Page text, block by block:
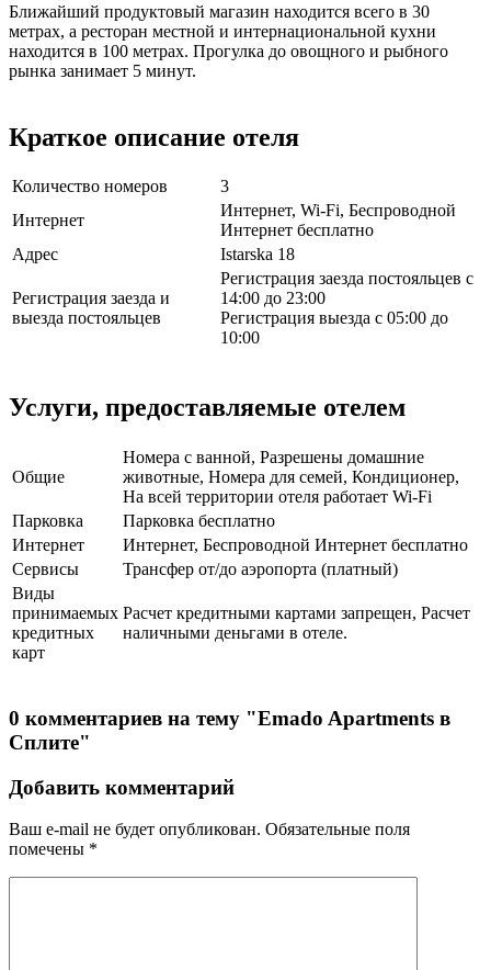
Ближайший продуктовый магазин находится всего в 30
метрах, а ресторан местной и интернациональной кухни
находится в 100 метрах. Прогулка до овощного и рыбного
рынка занимает 5 минут.
Краткое описание отеля
Количество номеров
3
Интернет
Интернет, Wi-Fi, Беспроводной
Интернет бесплатно
Адрес
Istarska 18
Регистрация заезда и
выезда постояльцев
Регистрация заезда постояльцев с
14:00 до 23:00
Регистрация выезда с 05:00 до
10:00
Услуги, предоставляемые отелем
Общие
Номера с ванной, Разрешены домашние
животные, Номера для семей, Кондиционер,
На всей территории отеля работает Wi-Fi
Парковка
Парковка бесплатно
Интернет
Интернет, Беспроводной Интернет бесплатно
Сервисы
Трансфер от/до аэропорта (платный)
Виды
принимаемых
кредитных
карт
Расчет кредитными картами запрещен, Расчет
наличными деньгами в отеле.
0 комментариев на тему "Emado Apartments в
Сплите"
Добавить комментарий
Ваш e-mail не будет опубликован. Обязательные поля
помечены *